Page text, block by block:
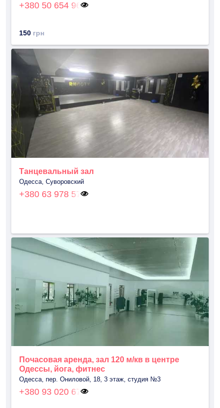
+380 50 654 96
150 грн
Танцевальный зал
Одесса, Суворовский
+380 63 978 57
Почасовая аренда, зал 120 м/кв в центре
Одессы, йога, фитнес
Одесса, пер. Ониловой, 18, 3 этаж, студия №3
+380 93 020 67